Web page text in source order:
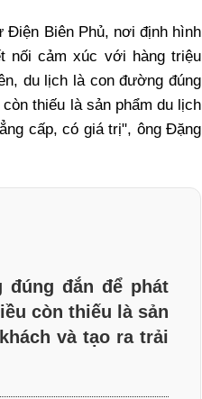
Điện Biên Phủ, nơi định hình
nối cảm xúc với hàng triệu
du lịch là con đường đúng
thiếu là sản phẩm du lịch
cấp, có giá trị", ông Đặng
đắn để phát
còn thiếu là sản
và tạo ra trải